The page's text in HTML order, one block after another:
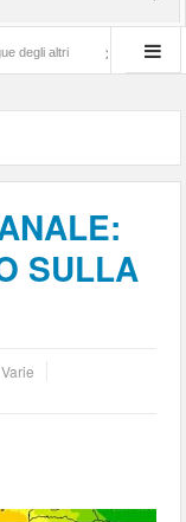
Lotta di classe… tra
SULLA
Varie